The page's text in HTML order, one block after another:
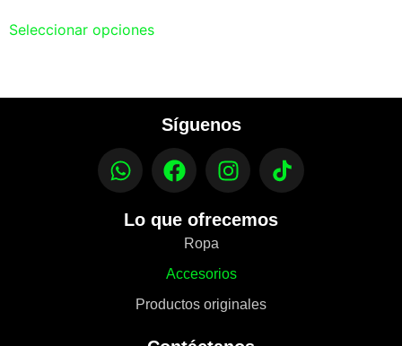
Seleccionar opciones
Síguenos
Lo que ofrecemos
Ropa
Accesorios
Productos originales